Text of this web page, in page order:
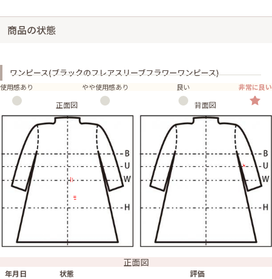
商品の状態
ワンピース(ブラックのフレアスリーブフラワーワンピース)
使用感あり やや使用感あり 良い 非常に良い
正面図 背面図
正面図
年月日 状態
評価